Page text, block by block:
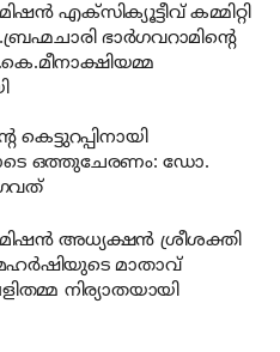
എക്‌സിക്യൂട്ടീവ് കമ്മിറ്റി
ഭാര്‍ഗവറാമിന്റെ
കെട്ടുറപ്പിനായി
ഒത്തുചേരണം: ഡോ.
അധ്യക്ഷന്‍ ശ്രീശക്തി
മാതാവ്
നിര്യാതയായി